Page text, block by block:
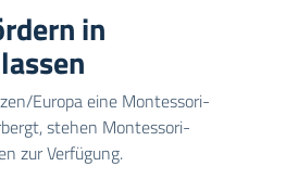
in
Europa eine Montessori-
stehen Montessori-
zur Verfügung.